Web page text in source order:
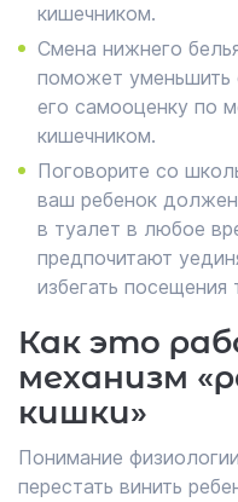
кишечником.
Смена нижнего
поможет уменьшить
его самооценку по
кишечником.
Поговорите со
ваш ребенок
в туалет в любое
предпочитают
избегать
Как это
механизм
кишки»
Понимание
перестать винить